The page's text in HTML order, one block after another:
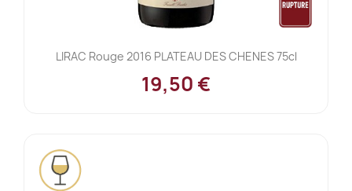
LIRAC Rouge 2016 PLATEAU DES CHENES 75cl
19,50 €